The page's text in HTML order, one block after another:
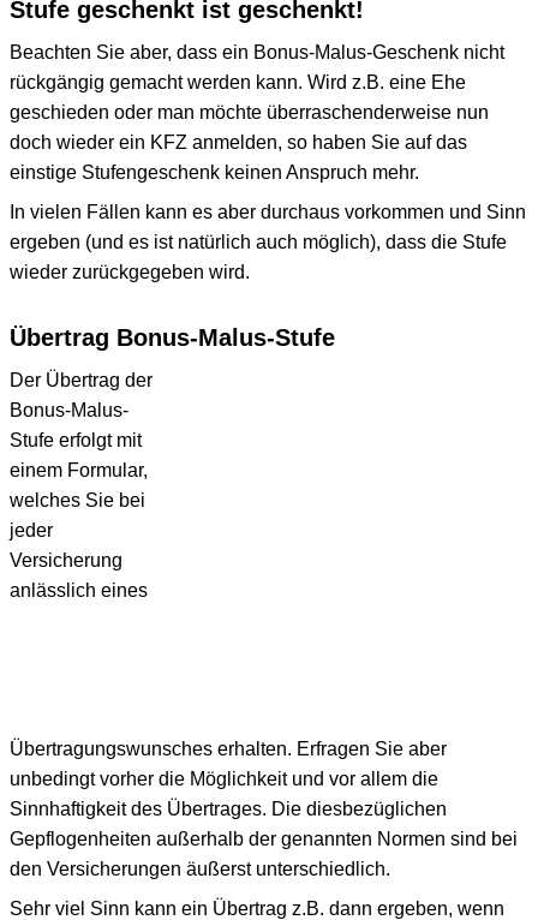
Stufe geschenkt ist geschenkt!
Beachten Sie aber, dass ein Bonus-Malus-Geschenk nicht
rückgängig gemacht werden kann. Wird z.B. eine Ehe
geschieden oder man möchte überraschenderweise nun
doch wieder ein KFZ anmelden, so haben Sie auf das
einstige Stufengeschenk keinen Anspruch mehr.
In vielen Fällen kann es aber durchaus vorkommen und Sinn
ergeben (und es ist natürlich auch möglich), dass die Stufe
wieder zurückgegeben wird.
Übertrag Bonus-Malus-Stufe
Der Übertrag der
Bonus-Malus-
Stufe erfolgt mit
einem Formular,
welches Sie bei
jeder
Versicherung
anlässlich eines
Übertragungswunsches erhalten. Erfragen Sie aber
unbedingt vorher die Möglichkeit und vor allem die
Sinnhaftigkeit des Übertrages. Die diesbezüglichen
Gepflogenheiten außerhalb der genannten Normen sind bei
den Versicherungen äußerst unterschiedlich.
Sehr viel Sinn kann ein Übertrag z.B. dann ergeben, wenn